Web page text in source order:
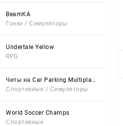
BeamKA
Гонки / Симуляторы
Undertale Yellow
RPG
Читы на Car Parking Multiplayer 2 (Все открыто, Мод-Меню)
Спортивные / Симуляторы
World Soccer Champs
Спортивные